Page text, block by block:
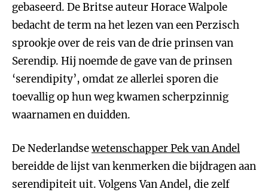
gebaseerd. De Britse auteur Horace Walpole
bedacht de term na het lezen van een Perzisch
sprookje over de reis van de drie prinsen van
Serendip. Hij noemde de gave van de prinsen
‘serendipity’, omdat ze allerlei sporen die
toevallig op hun weg kwamen scherpzinnig
waarnamen en duidden.
De Nederlandsewetenschapper Pek van Andel
bereidde de lijst van kenmerken die bijdragen aan
serendipiteit uit. Volgens Van Andel, die zelf